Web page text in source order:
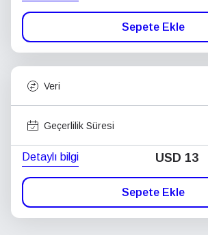
Sepete Ekle
Veri
Geçerlilik Süresi
Detaylı bilgi USD 13
Sepete Ekle